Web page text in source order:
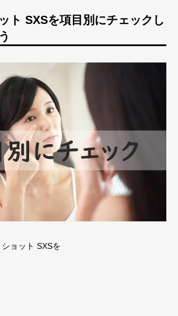
ト SXSを項目別にチェックし
ョット SXSを